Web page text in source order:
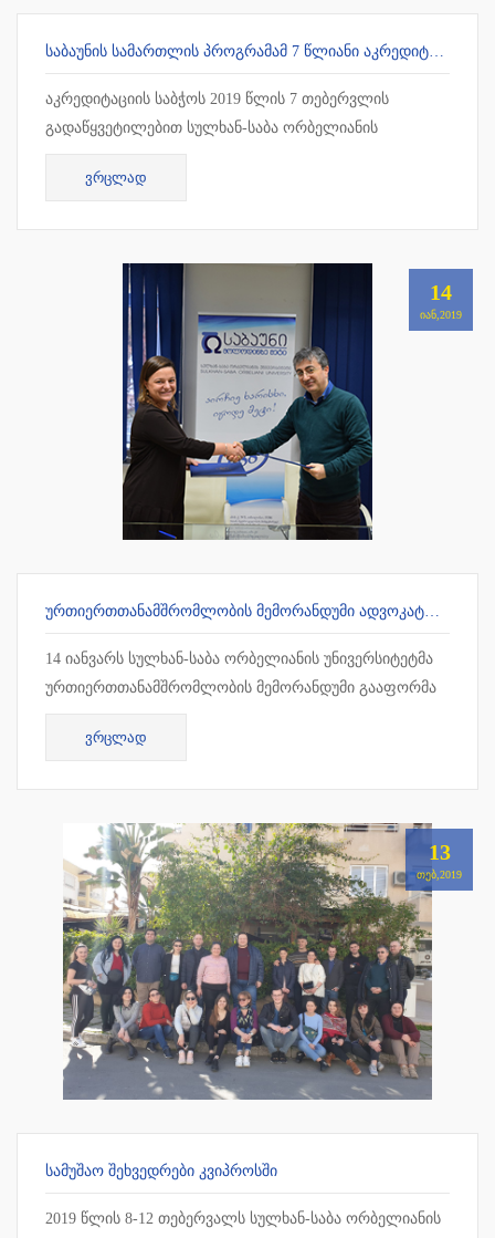
ᲡᲐᲑᲐᲣᲜᲘᲡ ᲡᲐᲛᲐᲠᲗᲚᲘᲡ ᲞᲠᲝᲒᲠᲐᲛᲐᲛ 7 ᲬᲚᲘᲐᲜᲘ ᲐᲙᲠᲔᲓᲘᲢᲐᲪᲘᲐ ᲛᲘᲘᲦᲝ
აკრედიტაციის საბჭოს 2019 წლის 7 თებერვლის
გადაწყვეტილებით სულხან-საბა ორბელიანის
უნივერსიტეტის სამართლის სამაგისტრო პროგრამამ 7
წლიანი უპირობო აკრედიტაცია მიიღო !!!
ᲕᲠᲪᲚᲐᲓ
14
ᲘᲐᲜ,2019
ᲣᲠᲗᲘᲔᲠᲗᲗᲐᲜᲐᲛᲨᲠᲝᲛᲚᲝᲑᲘᲡ ᲛᲔᲛᲝᲠᲐᲜᲓᲣᲛᲘ ᲐᲓᲕᲝᲙᲐᲢᲗᲐ ᲡᲐᲙᲕᲐᲚᲘᲤᲘᲙᲐᲪᲘᲝ ᲒᲐᲛᲝᲪᲓᲔᲑᲘᲡ ᲛᲝᲡᲐᲛᲖᲐᲓᲔᲑᲔᲚ ᲪᲔᲜᲢᲠᲗᲐᲜ
14 იანვარს სულხან-საბა ორბელიანის უნივერსიტეტმა
ურთიერთთანამშრომლობის მემორანდუმი გააფორმა
ადვოკატთა საკვალიფიკაციო გამოცდების
მოსამზადებელ ცენტრთან. თანამშრ...
ᲕᲠᲪᲚᲐᲓ
13
ᲗᲔᲑ,2019
ᲡᲐᲛᲣᲨᲐᲝ ᲨᲔᲮᲕᲔᲓᲠᲔᲑᲘ ᲙᲕᲘᲞᲠᲝᲡᲨᲘ
2019 წლის 8-12 თებერვალს სულხან-საბა ორბელიანის